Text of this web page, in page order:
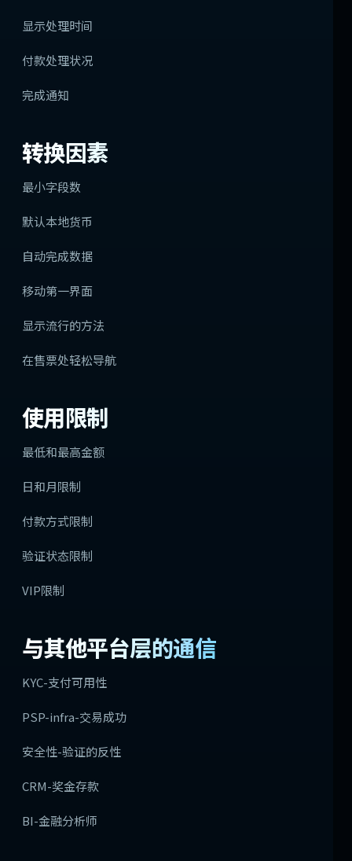
显示处理时间
付款处理状况
完成通知
转换因素
最小字段数
默认本地货币
自动完成数据
移动第一界面
显示流行的方法
在售票处轻松导航
使用限制
最低和最高金额
日和月限制
付款方式限制
验证状态限制
VIP限制
与其他平台层的通信
KYC-支付可用性
PSP-infra-交易成功
安全性-验证的反性
CRM-奖金存款
BI-金融分析师